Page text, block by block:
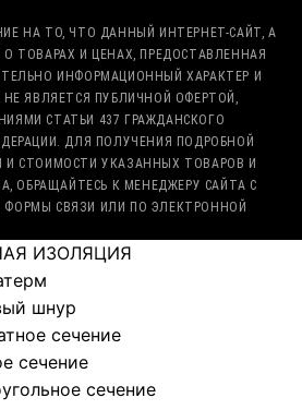
НА ТО, ЧТО ДАННЫЙ ИНТЕРНЕТ-САЙТ, А
ТОВАРАХ И ЦЕНАХ, ПРЕДОСТАВЛЕННАЯ
ИНФОРМАЦИОННЫЙ ХАРАКТЕР И
ЯВЛЯЕТСЯ ПУБЛИЧНОЙ ОФЕРТОЙ,
СТАТЬИ 437 ГРАЖДАНСКОГО
ДЛЯ ПОЛУЧЕНИЯ ПОДРОБНОЙ
И СТОИМОСТИ УКАЗАННЫХ ТОВАРОВ И
ОБРАЩАЙТЕСЬ К МЕНЕДЖЕРУ САЙТА С
СВЯЗИ ИЛИ ПО ЭЛЕКТРОННОЙ
ИЗОЛЯЦИЯ
шнур
сечение
сечение
сечение